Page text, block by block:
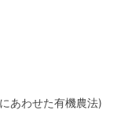
あわせた有機農法)